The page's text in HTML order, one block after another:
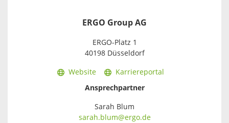
ERGO Group AG
ERGO-Platz 1
40198 Düsseldorf
Website
Karriereportal
Ansprechpartner
Sarah Blum
sarah.blum@ergo.de